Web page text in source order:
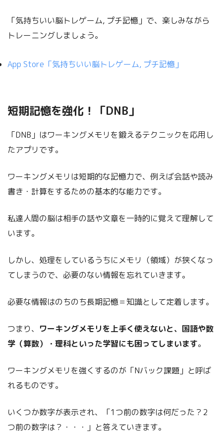
「気持ちいい脳トレゲーム, プチ記憶」で、楽しみながら
トレーニングしましょう。
App Store‎「気持ちいい脳トレゲーム, プチ記憶」
短期記憶を強化！「DNB」
「DNB」はワーキングメモリを鍛えるテクニックを応用し
たアプリです。
ワーキングメモリは短期的な記憶力で、例えば会話や読み
書き・計算をするための基本的な能力です。
私達人間の脳は相手の話や文章を一時的に覚えて理解して
います。
しかし、処理をしているうちにメモリ（領域）が狭くなっ
てしまうので、必要のない情報を忘れていきます。
必要な情報はのちのち長期記憶＝知識として定着します。
つまり、 ワーキングメモリを上手く使えないと、国語や数
学（算数）・理科といった学習にも困ってしまいます。
ワーキングメモリを強くするのが「Nバック課題」と呼ば
れるものです。
いくつか数字が表示され、「1つ前の数字は何だった？2
つ前の数字は？・・・」と答えていきます。